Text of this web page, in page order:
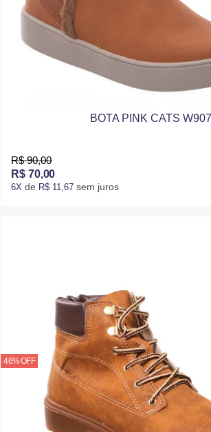
BOTA PINK CATS
R$ 90,00
R$ 70,00
6X de R$ 11,67 sem juros
46% OFF